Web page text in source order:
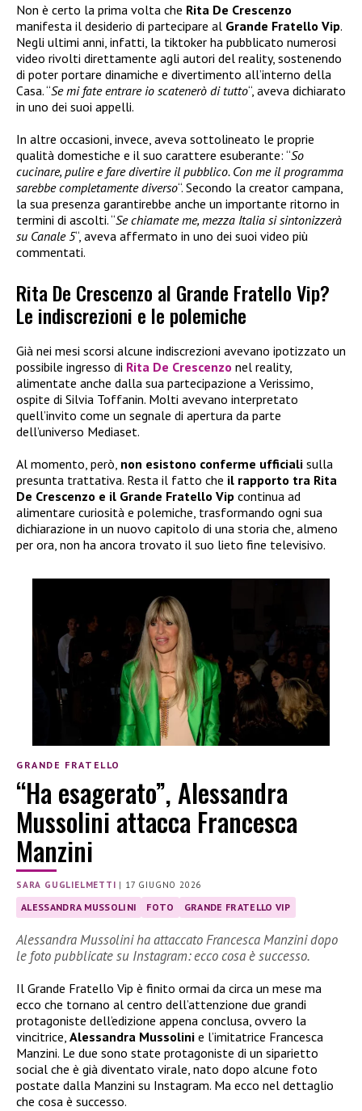
Non è certo la prima volta che Rita De Crescenzo
manifesta il desiderio di partecipare al Grande Fratello Vip.
Negli ultimi anni, infatti, la tiktoker ha pubblicato numerosi
video rivolti direttamente agli autori del reality, sostenendo
di poter portare dinamiche e divertimento all’interno della
Casa. “Se mi fate entrare io scatenerò di tutto“, aveva dichiarato
in uno dei suoi appelli.
In altre occasioni, invece, aveva sottolineato le proprie
qualità domestiche e il suo carattere esuberante: “So
cucinare, pulire e fare divertire il pubblico. Con me il programma
sarebbe completamente diverso“. Secondo la creator campana,
la sua presenza garantirebbe anche un importante ritorno in
termini di ascolti. “Se chiamate me, mezza Italia si sintonizzerà
su Canale 5“, aveva affermato in uno dei suoi video più
commentati.
Rita De Crescenzo al Grande Fratello Vip?
Le indiscrezioni e le polemiche
Già nei mesi scorsi alcune indiscrezioni avevano ipotizzato un
possibile ingresso di Rita De Crescenzo nel reality,
alimentate anche dalla sua partecipazione a Verissimo,
ospite di Silvia Toffanin. Molti avevano interpretato
quell’invito come un segnale di apertura da parte
dell’universo Mediaset.
Al momento, però, non esistono conferme ufficiali sulla
presunta trattativa. Resta il fatto che il rapporto tra Rita
De Crescenzo e il Grande Fratello Vip continua ad
alimentare curiosità e polemiche, trasformando ogni sua
dichiarazione in un nuovo capitolo di una storia che, almeno
per ora, non ha ancora trovato il suo lieto fine televisivo.
GRANDE FRATELLO
“Ha esagerato”, Alessandra
Mussolini attacca Francesca
Manzini
SARA GUGLIELMETTI | 17 GIUGNO 2026
ALESSANDRA MUSSOLINI FOTO GRANDE FRATELLO VIP
Alessandra Mussolini ha attaccato Francesca Manzini dopo
le foto pubblicate su Instagram: ecco cosa è successo.
Il Grande Fratello Vip è finito ormai da circa un mese ma
ecco che tornano al centro dell’attenzione due grandi
protagoniste dell’edizione appena conclusa, ovvero la
vincitrice, Alessandra Mussolini e l’imitatrice Francesca
Manzini. Le due sono state protagoniste di un siparietto
social che è già diventato virale, nato dopo alcune foto
postate dalla Manzini su Instagram. Ma ecco nel dettaglio
che cosa è successo.